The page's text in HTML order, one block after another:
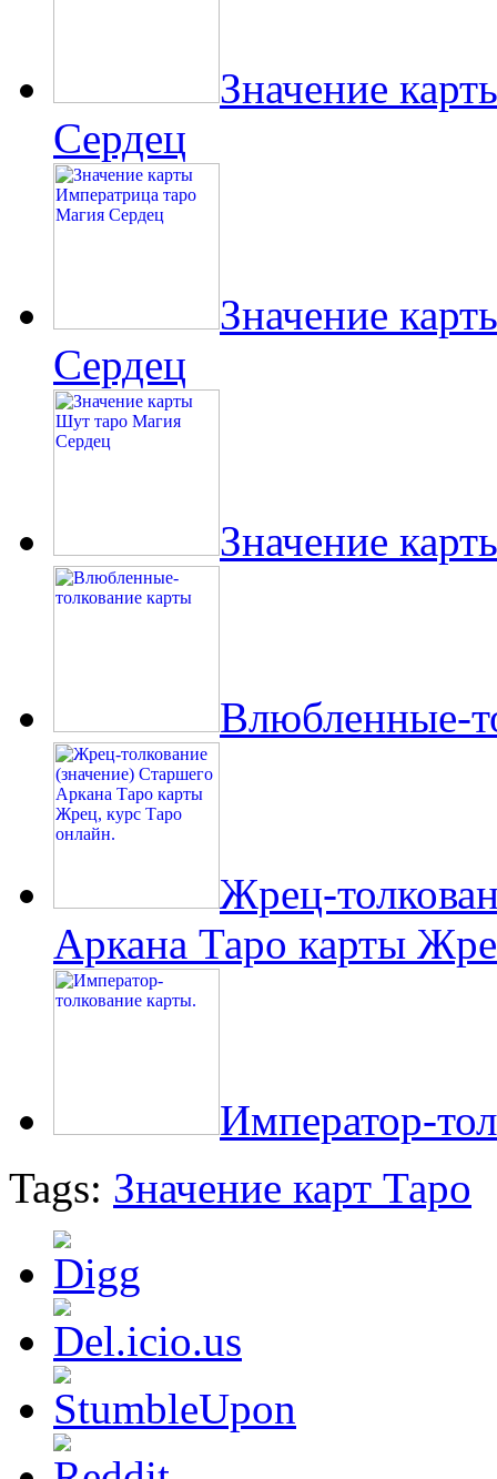
Значение
Сердец
Значение
Сердец
Значение
Влюбленные-
Жрец-
Аркана Таро карты
Император-
Tags: Значение карт Таро